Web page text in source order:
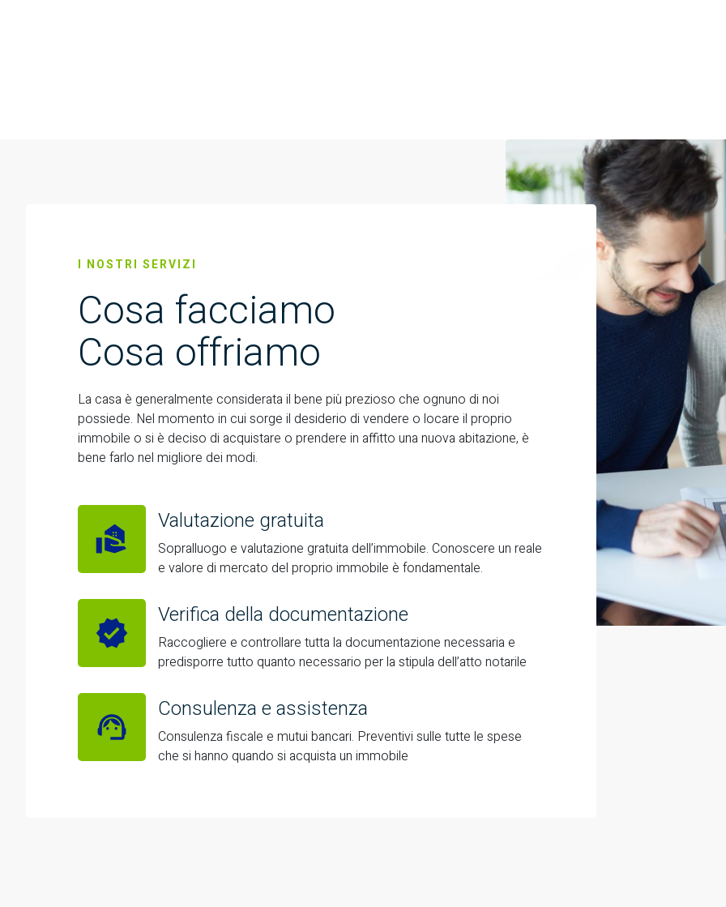
I NOSTRI SERVIZI
Cosa facciamo
Cosa offriamo
La casa è generalmente considerata il bene più prezioso che ognuno di noi
possiede. Nel momento in cui sorge il desiderio di vendere o locare il proprio
immobile o si è deciso di acquistare o prendere in affitto una nuova abitazione, è
bene farlo nel migliore dei modi.
Valutazione gratuita
Sopralluogo e valutazione gratuita dell’immobile. Conoscere un reale
e valore di mercato del proprio immobile è fondamentale.
Verifica della documentazione
Raccogliere e controllare tutta la documentazione necessaria e
predisporre tutto quanto necessario per la stipula dell’atto notarile
Consulenza e assistenza
Consulenza fiscale e mutui bancari. Preventivi sulle tutte le spese
che si hanno quando si acquista un immobile